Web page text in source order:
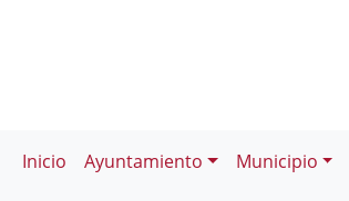
Inicio Ayuntamiento Municipio